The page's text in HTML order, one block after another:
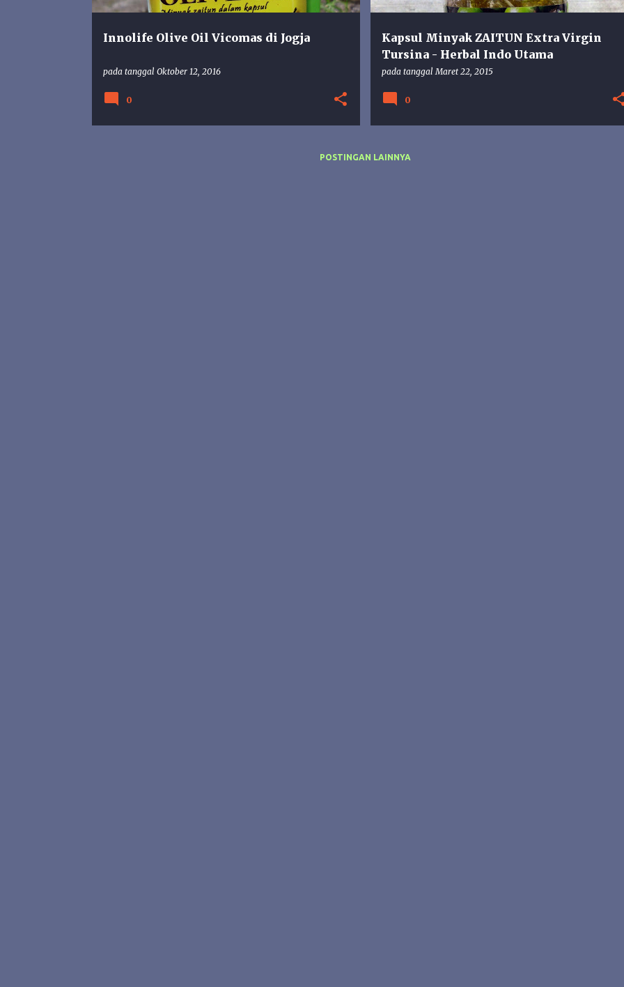
Innolife Olive Oil Vicomas di Jogja
pada tanggal Oktober 12, 2016
0
Kapsul Minyak ZAITUN Extra Virgin
Tursina - Herbal Indo Utama
pada tanggalMaret 22, 2015
0
POSTINGAN LAINNYA